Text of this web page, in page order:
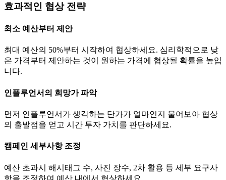
효과적인 협상 전략
최소 예산부터 제안
최대 예산의 50%부터 시작하여 협상하세요. 심리학적으로 낮
은 가격부터 제안하는 것이 원하는 가격에 협상될 확률을 높입
니다.
인플루언서의 희망가 파악
먼저 인플루언서가 생각하는 단가가 얼마인지 물어보아 협상
의 출발점을 얻고 시간 투자 가치를 판단하세요.
캠페인 세부사항 조정
예산 초과시 해시태그 수, 사진 장수, 2차 활용 등 세부 요구사
항을 조정하여 예산 내에서 협상하세요.